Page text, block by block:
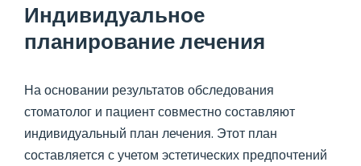
Индивидуальное
планирование лечения
На основании результатов обследования
стоматолог и пациент совместно составляют
индивидуальный план лечения. Этот план
составляется с учетом эстетических предпочтений